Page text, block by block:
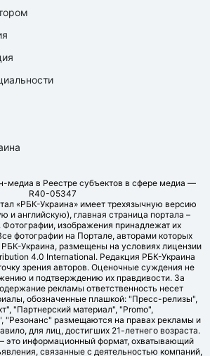
медиа в Реестре субъектов в сфере медиа —
R40-05347
«РБК-Украина» имеет трехязычную версию
и английскую), главная страница портала –
. Фотографии, изображения принадлежат их
фотографии на Портале, авторами которых
Украина, размещены на условиях лицензии
4.0 International. Редакция РБК-Украина
зрения авторов. Оценочные суждения не
и подтверждению их правдивости. За
рекламы ответственность несет
обозначенные плашкой: "Пресс-релизы",
"Партнерский материал", "Promo",
"Резонанс" размещаются на правах рекламы и
для лиц, достигших 21-летнего возраста.
это информационный формат, охватывающий
связанные с деятельностью компаний,